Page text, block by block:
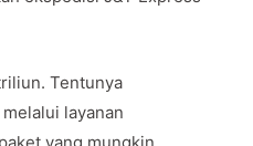
Tentunya
layanan
yang mungkin